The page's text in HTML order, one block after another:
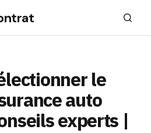
le
auto
experts |